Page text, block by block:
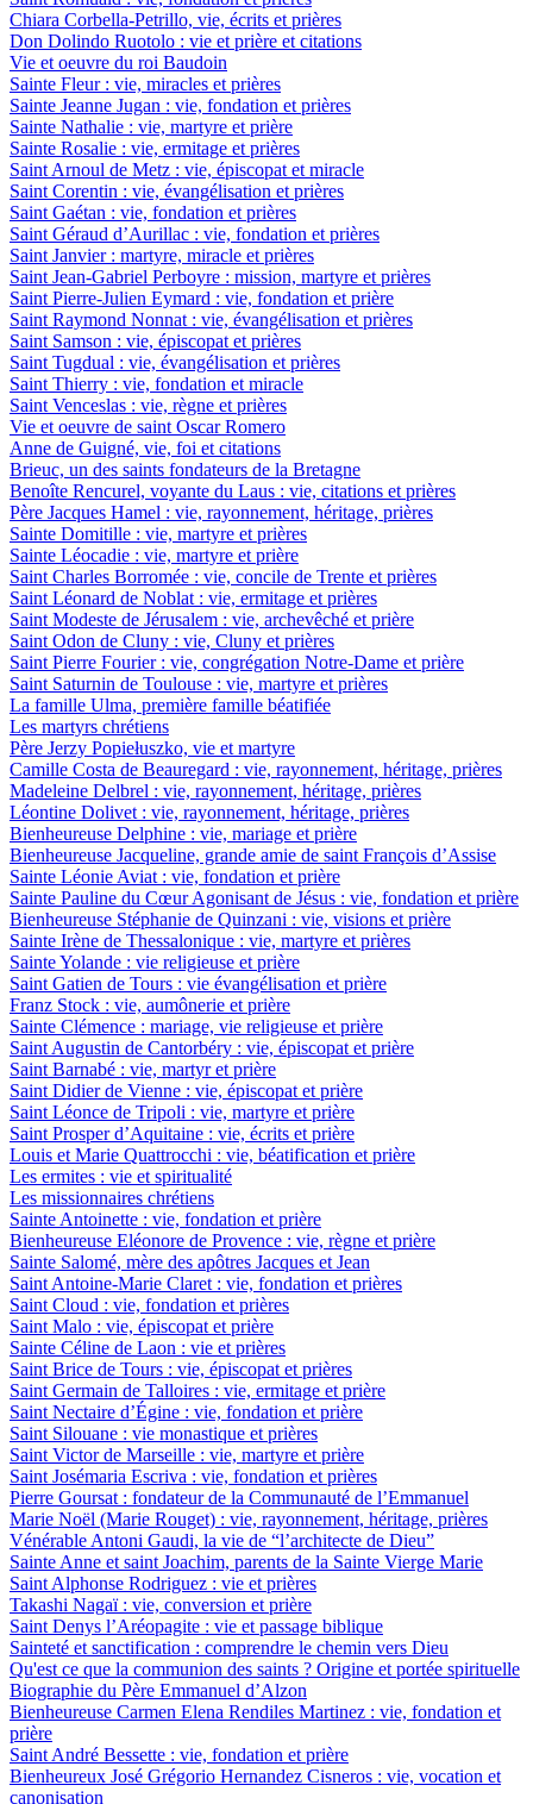
Chiara Corbella-Petrillo, vie, écrits et prières
Don Dolindo Ruotolo : vie et prière et citations
Vie et oeuvre du roi Baudoin
Sainte Fleur : vie, miracles et prières
Sainte Jeanne Jugan : vie, fondation et prières
Sainte Nathalie : vie, martyre et prière
Sainte Rosalie : vie, ermitage et prières
Saint Arnoul de Metz : vie, épiscopat et miracle
Saint Corentin : vie, évangélisation et prières
Saint Gaétan : vie, fondation et prières
Saint Géraud d’Aurillac : vie, fondation et prières
Saint Janvier : martyre, miracle et prières
Saint Jean-Gabriel Perboyre : mission, martyre et prières
Saint Pierre-Julien Eymard : vie, fondation et prière
Saint Raymond Nonnat : vie, évangélisation et prières
Saint Samson : vie, épiscopat et prières
Saint Tugdual : vie, évangélisation et prières
Saint Thierry : vie, fondation et miracle
Saint Venceslas : vie, règne et prières
Vie et oeuvre de saint Oscar Romero
Anne de Guigné, vie, foi et citations
Brieuc, un des saints fondateurs de la Bretagne
Benoîte Rencurel, voyante du Laus : vie, citations et prières
Père Jacques Hamel : vie, rayonnement, héritage, prières
Sainte Domitille : vie, martyre et prières
Sainte Léocadie : vie, martyre et prière
Saint Charles Borromée : vie, concile de Trente et prières
Saint Léonard de Noblat : vie, ermitage et prières
Saint Modeste de Jérusalem : vie, archevêché et prière
Saint Odon de Cluny : vie, Cluny et prières
Saint Pierre Fourier : vie, congrégation Notre-Dame et prière
Saint Saturnin de Toulouse : vie, martyre et prières
La famille Ulma, première famille béatifiée
Les martyrs chrétiens
Père Jerzy Popiełuszko, vie et martyre
Camille Costa de Beauregard : vie, rayonnement, héritage, prières
Madeleine Delbrel : vie, rayonnement, héritage, prières
Léontine Dolivet : vie, rayonnement, héritage, prières
Bienheureuse Delphine : vie, mariage et prière
Bienheureuse Jacqueline, grande amie de saint François d’Assise
Sainte Léonie Aviat : vie, fondation et prière
Sainte Pauline du Cœur Agonisant de Jésus : vie, fondation et prière
Bienheureuse Stéphanie de Quinzani : vie, visions et prière
Sainte Irène de Thessalonique : vie, martyre et prières
Sainte Yolande : vie religieuse et prière
Saint Gatien de Tours : vie évangélisation et prière
Franz Stock : vie, aumônerie et prière
Sainte Clémence : mariage, vie religieuse et prière
Saint Augustin de Cantorbéry : vie, épiscopat et prière
Saint Barnabé : vie, martyr et prière
Saint Didier de Vienne : vie, épiscopat et prière
Saint Léonce de Tripoli : vie, martyre et prière
Saint Prosper d’Aquitaine : vie, écrits et prière
Louis et Marie Quattrocchi : vie, béatification et prière
Les ermites : vie et spiritualité
Les missionnaires chrétiens
Sainte Antoinette : vie, fondation et prière
Bienheureuse Eléonore de Provence : vie, règne et prière
Sainte Salomé, mère des apôtres Jacques et Jean
Saint Antoine-Marie Claret : vie, fondation et prières
Saint Cloud : vie, fondation et prières
Saint Malo : vie, épiscopat et prière
Sainte Céline de Laon : vie et prières
Saint Brice de Tours : vie, épiscopat et prières
Saint Germain de Talloires : vie, ermitage et prière
Saint Nectaire d’Égine : vie, fondation et prière
Saint Silouane : vie monastique et prières
Saint Victor de Marseille : vie, martyre et prière
Saint Josémaria Escriva : vie, fondation et prières
Pierre Goursat : fondateur de la Communauté de l’Emmanuel
Marie Noël (Marie Rouget) : vie, rayonnement, héritage, prières
Vénérable Antoni Gaudi, la vie de “l’architecte de Dieu”
Sainte Anne et saint Joachim, parents de la Sainte Vierge Marie
Saint Alphonse Rodriguez : vie et prières
Takashi Nagaï : vie, conversion et prière
Saint Denys l’Aréopagite : vie et passage biblique
Sainteté et sanctification : comprendre le chemin vers Dieu
Qu'est ce que la communion des saints ? Origine et portée spirituelle
Biographie du Père Emmanuel d’Alzon
Bienheureuse Carmen Elena Rendiles Martinez : vie, fondation et
prière
Saint André Bessette : vie, fondation et prière
Bienheureux José Grégorio Hernandez Cisneros : vie, vocation et
canonisation